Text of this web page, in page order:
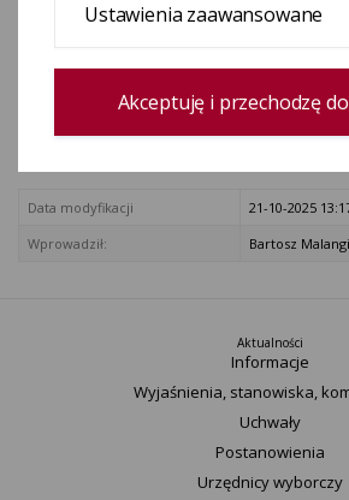
Bartosz
Data modyfikacji
21-10-2025
Wprowadził:
Bartosz
Aktualności
Informacje
Wyjaśnienia, stanowiska,
Uchwały
Postanowienia
Urzędnicy wyborczy
Ustawienia zaawansowane
Akceptuję i przechodzę